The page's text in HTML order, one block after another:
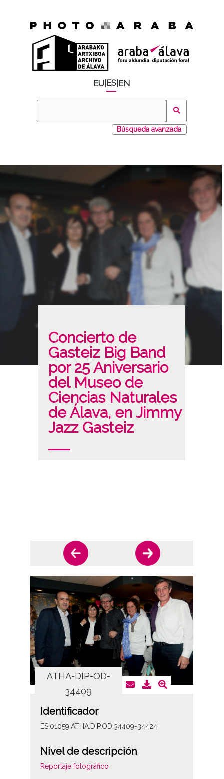
EU ES EN
Búsqueda avanzada
Concierto de
Gasteiz Big Band
por 25 Aniversario
del Museo de
Ciencias Naturales
de Álava, en Jimmy
Jazz Gasteiz
ATHA-DIP-OD-
34409
Identificador
ES.01059.ATHA.DIP.OD.34409-34424
Nivel de descripción
Reportaje fotográfico